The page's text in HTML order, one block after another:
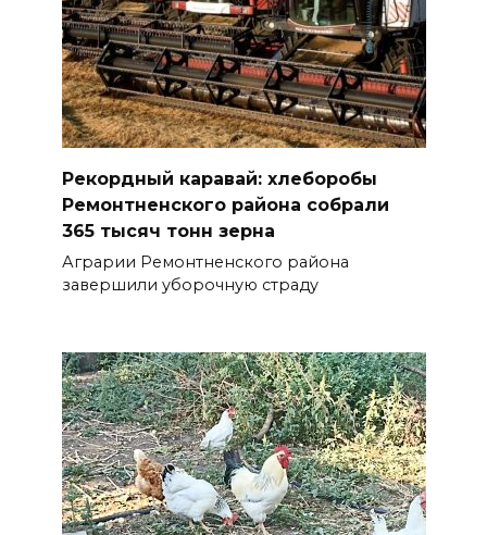
Рекордный каравай: хлеборобы
Ремонтненского района собрали
365 тысяч тонн зерна
Аграрии Ремонтненского района
завершили уборочную страду